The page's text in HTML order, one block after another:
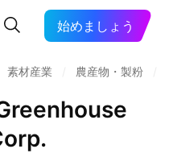
始めましょう
素材産業 農産物・製粉